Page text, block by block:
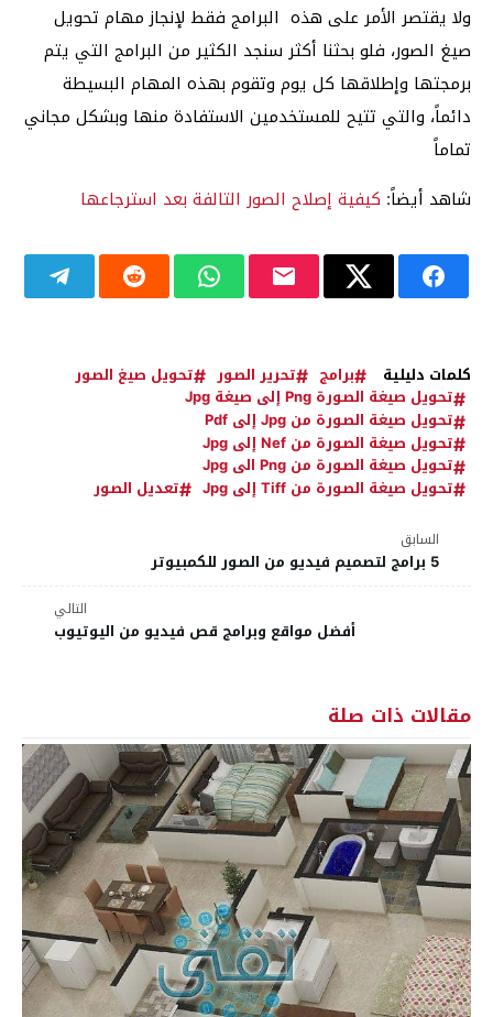
ولا يقتصر الأمر على هذه البرامج فقط لإنجاز مهام تحويل
صيغ الصور، فلو بحثنا أكثر سنجد الكثير من البرامج التي يتم
برمجتها وإطلاقها كل يوم وتقوم بهذه المهام البسيطة
دائماً، والتي تتيح للمستخدمين الاستفادة منها وبشكل مجاني
تماماً
شاهد أيضاً: كيفية إصلاح الصور التالفة بعد استرجاعها
كلمات دليلية برامج تحرير الصور
تحويل صيغ الصور
تحويل صيغة الصورة Png إلى صيغة Jpg
تحويل صيغة الصورة من Jpg إلى Pdf
تحويل صيغة الصورة من Nef إلى Jpg
تحويل صيغة الصورة من Png الى Jpg
تحويل صيغة الصورة من Tiff إلى Jpg
تعديل الصور
السابق
5 برامج لتصميم فيديو من الصور للكمبيوتر
التالي
أفضل مواقع وبرامج قص فيديو من اليوتيوب
مقالات ذات صلة